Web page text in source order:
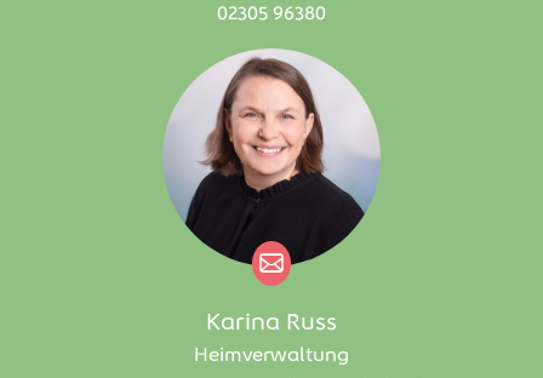
02305 96380
Karina Russ
Heimverwaltung